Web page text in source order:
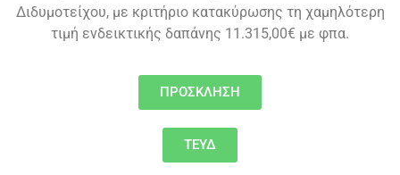
Διδυμοτείχου, με κριτήριο κατακύρωσης τη χαμηλότερη
τιμή ενδεικτικής δαπάνης 11.315,00€ με φπα.
ΠΡΟΣΚΛΗΣΗ
ΤΕΥΔ